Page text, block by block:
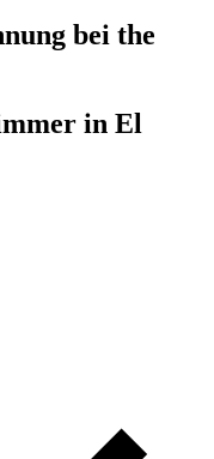
bei the
in El